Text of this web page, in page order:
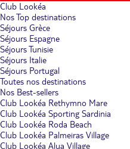
Club Lookéa
Nos Top destinations
Séjours Grèce
Séjours Espagne
Séjours Tunisie
Séjours Italie
Séjours Portugal
Toutes nos destinations
Nos Best-sellers
Club Lookéa Rethymno Mare
Club Lookéa Sporting Sardinia
Club Lookéa Roda Beach
Club Lookéa Palmeiras Village
Club Lookéa Alua Village